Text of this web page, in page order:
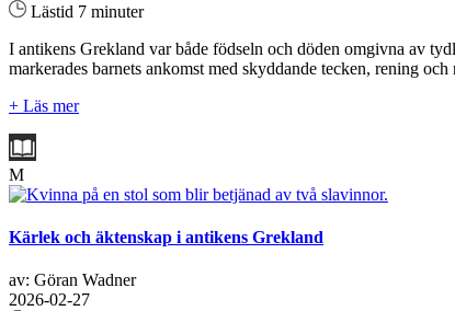
Lästid 7 minuter
I antikens Grekland var både födseln och döden omgivna av
markerades barnets ankomst med skyddande tecken, rening
+ Läs mer
M
Kärlek och äktenskap i antikens Grekland
av: Göran Wadner
2026-02-27